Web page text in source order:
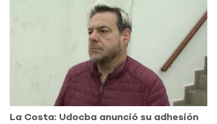
La Costa: Udocba anunció su adhesión